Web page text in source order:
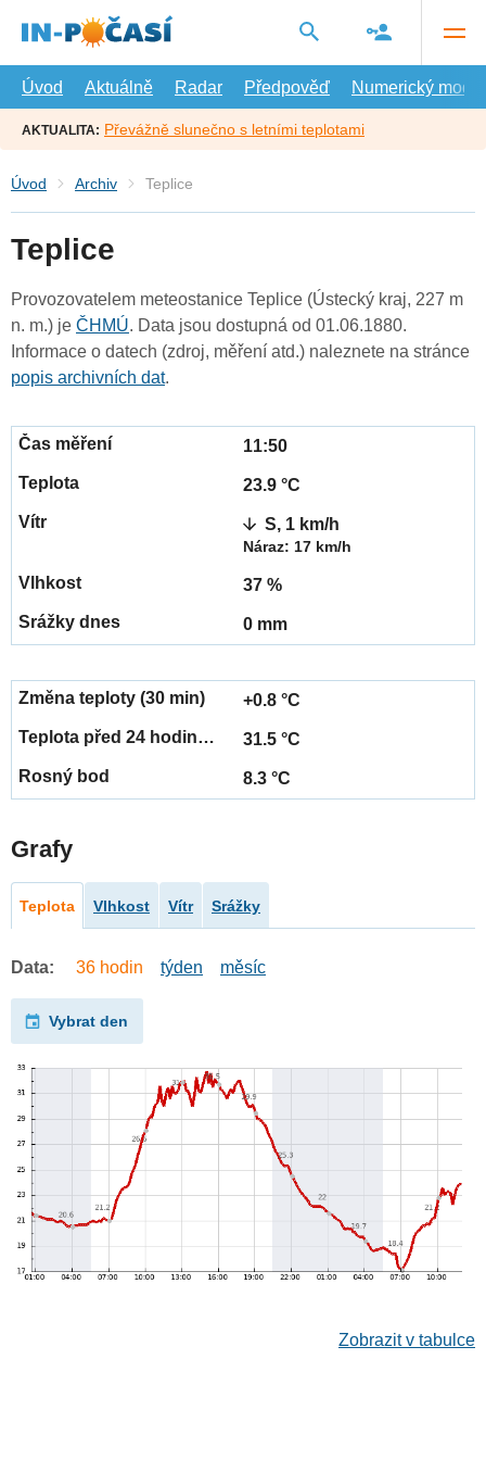
hlavní
Úvod
Aktuálně Radar Předpověď Numerický model
AKTUALITA: Převážně slunečno s letními teplotami
Úvod Archiv Teplice
Teplice
Provozovatelem meteostanice Teplice (Ústecký kraj, 227 m
n. m.) je ČHMÚ. Data jsou dostupná od 01.06.1880.
Informace o datech (zdroj, měření atd.) naleznete na stránce
popis archivních dat.
11:50
23.9 °C
S, 1 km/h
Náraz: 17 km/h
37 %
0 mm
+0.8 °C
31.5 °C
8.3 °C
Grafy
Teplota Vlhkost Vítr Srážky
Data: 36 hodin týden měsíc
Vybrat den
Zobrazit v tabulce